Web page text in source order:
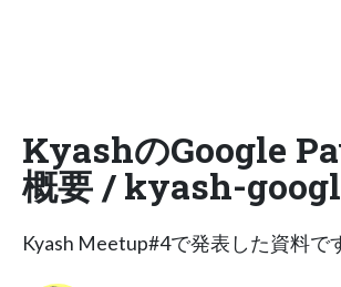
KyashのGoogle
概要 / kyash-
Kyash Meetup#4で発表した資料で